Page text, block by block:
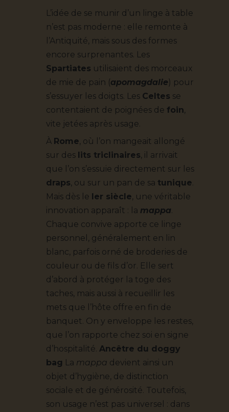
L’idée de se munir d’un linge à table
n’est pas moderne : elle remonte à
l’Antiquité, mais sous des formes
encore surprenantes. Les
Spartiates utilisaient des morceaux
de mie de pain (apomagdalie) pour
s’essuyer les doigts. Les Celtes se
contentaient de poignées de foin
vite jetées après usage.
À Rome , où l’on mangeait allongé
sur des lits triclinaires , il arrivait
que l’on s’essuie directement sur les
draps , ou sur un pan de sa tunique
Mais dès le Ier siècle , une véritable
innovation apparaît : la mappa
Chaque convive apporte ce linge
personnel, généralement en lin
blanc, parfois orné de broderies de
couleur ou de fils d’or. Elle sert
d’abord à protéger la toge des
taches, mais aussi à recueillir les
mets que l’hôte offre en fin de
banquet. On y enveloppe les restes,
que l’on rapporte chez soi en signe
d’hospitalité. Ancêtre du doggy
bag La mappa devient ainsi un
objet d’hygiène, de distinction
sociale et de générosité. Toutefois,
son usage n’est pas universel : dans